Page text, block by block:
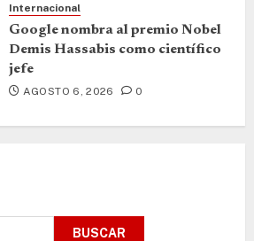
Internacional
Google nombra al premio Nobel
Demis Hassabis como científico
jefe
AGOSTO 6, 2026 0
BUSCAR